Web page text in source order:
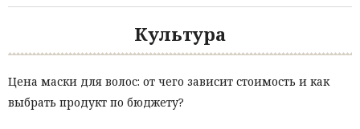
Культура
Цена маски для волос: от чего зависит стоимость и как
выбрать продукт по бюджету?